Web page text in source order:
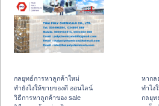
กลยุทธ์การหาลูกค้าใหม่
ทํายังไงให้ขายของดี ออนไลน์
วิธีการหาลูกค้าของ sale
หากล
ทําไง
กลยุท